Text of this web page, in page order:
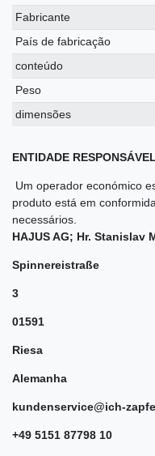
Fabricante
País de fabricação
conteúdo
Peso
dimensões
ENTIDADE
Um operador económico
produto está em
necessários.
HAJUS AG; Hr. Stanislav
Spinnereistraße
3
01591
Riesa
Alemanha
kundenservice@ich-
+49 5151 87798 10